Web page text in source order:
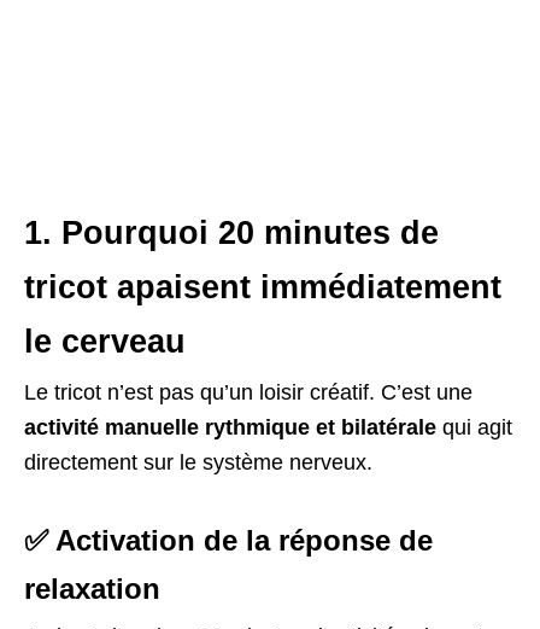
1. Pourquoi 20 minutes de
tricot apaisent immédiatement
le cerveau
Le tricot n’est pas qu’un loisir créatif. C’est une
activité manuelle rythmique et bilatérale qui agit
directement sur le système nerveux.
✅ Activation de la réponse de
relaxation